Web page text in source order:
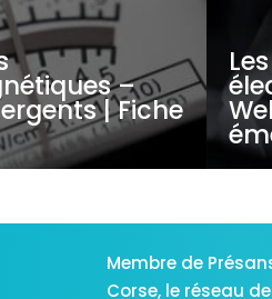
–
| Fiche
Membre de
Corse, le réseau